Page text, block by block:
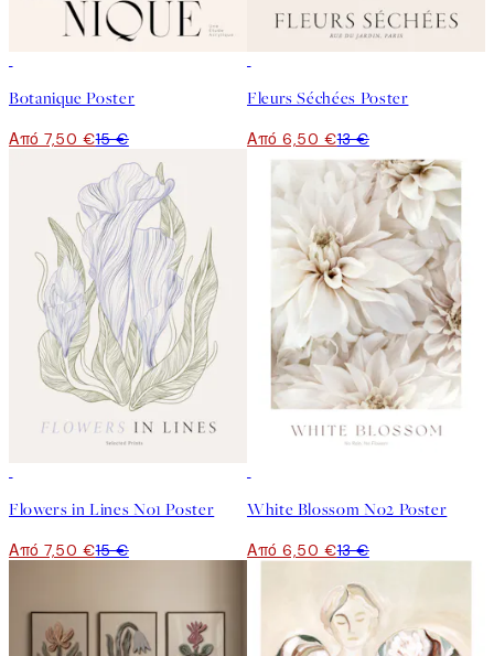
Botanique Poster
Από 7,50 €15 €
Fleurs Séchées Poster
Από 6,50 €13 €
Flowers in Lines No1 Poster
Από 7,50 €15 €
White Blossom No2 Poster
Από 6,50 €13 €